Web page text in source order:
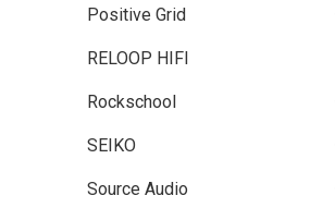
Positive Grid
RELOOP HIFI
Rockschool
SEIKO
Source Audio